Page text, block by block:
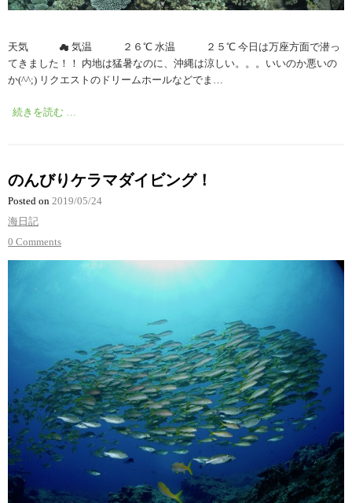
天気 ☁︎ 気温 ２６℃ 水温 ２５℃ 今日は万座方面で潜っ
てきました！！ 内地は猛暑なのに、沖縄は涼しい。。。いいのか悪いの
か(^^;) リクエストのドリームホールなどでま…
続きを読む …
のんびりケラマダイビング！
Posted on 2019/05/24
海日記
0 Comments